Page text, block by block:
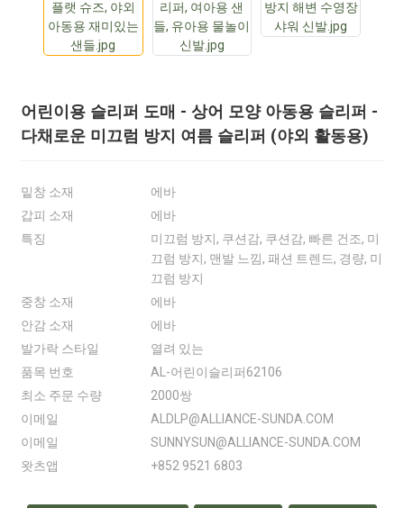
어린이용 슬리퍼 도매 - 상어 모양 아동용 슬리퍼 -
다채로운 미끄럼 방지 여름 슬리퍼 (야외 활동용)
밑창 소재
에바
갑피 소재
에바
특징
미끄럼 방지, 쿠션감, 쿠션감, 빠른 건조, 미
끄럼 방지, 맨발 느낌, 패션 트렌드, 경량, 미
끄럼 방지
중창 소재
에바
안감 소재
에바
발가락 스타일
열려 있는
품목 번호
AL-어린이슬리퍼62106
최소 주문 수량
2000쌍
이메일
ALDLP@ALLIANCE-SUNDA.COM
이메일
SUNNYSUN@ALLIANCE-SUNDA.COM
왓츠앱
+852 9521 6803